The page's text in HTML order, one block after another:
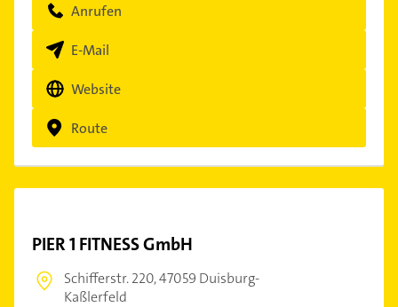
Anrufen
E-Mail
Website
Route
PIER 1 FITNESS GmbH
Schifferstr. 220,47059 Duisburg-
Kaßlerfeld